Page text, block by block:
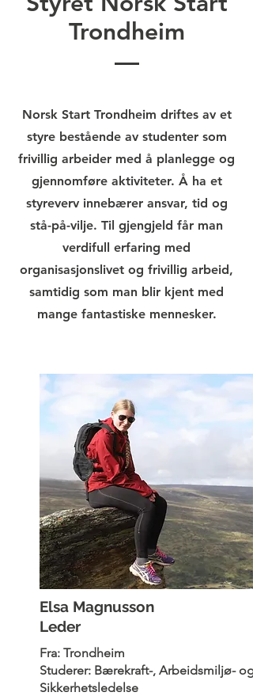
Trondheim
Norsk Start Trondheim driftes av et
styre bestående av studenter som
frivillig arbeider med å planlegge og
gjennomføre aktiviteter. Å ha et
styreverv innebærer ansvar, tid og
stå-på-vilje. Til gjengjeld får man
verdifull erfaring med
organisasjonslivet og frivillig arbeid,
samtidig som man blir kjent med
mange fantastiske mennesker.
Elsa Magnusson
Leder
Fra: Trondheim
Studerer: Bærekraft-, Arbeidsmiljø- og
Sikkerhetsledelse